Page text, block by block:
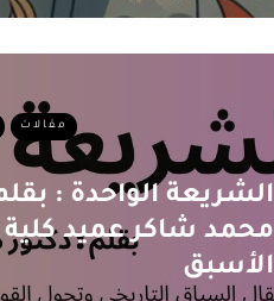
مقالات
الشريعة الواحدة :
محمد شاكر عميد كلية
الأسبق